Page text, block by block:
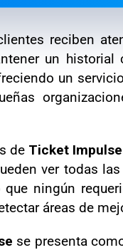
reciben
un
un
de Ticket Impulse
ver todas
que ningún
áreas de
se presenta